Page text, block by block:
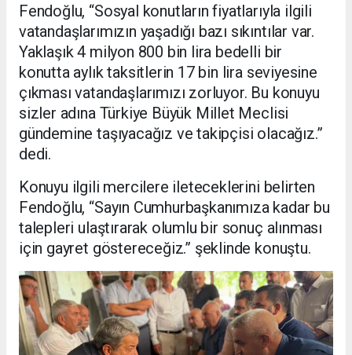
Fendoğlu, “Sosyal konutların fiyatlarıyla ilgili
vatandaşlarımızın yaşadığı bazı sıkıntılar var.
Yaklaşık 4 milyon 800 bin lira bedelli bir
konutta aylık taksitlerin 17 bin lira seviyesine
çıkması vatandaşlarımızı zorluyor. Bu konuyu
sizler adına Türkiye Büyük Millet Meclisi
gündemine taşıyacağız ve takipçisi olacağız.”
dedi.
Konuyu ilgili mercilere ileteceklerini belirten
Fendoğlu, “Sayın Cumhurbaşkanımıza kadar bu
talepleri ulaştırarak olumlu bir sonuç alınması
için gayret göstereceğiz.” şeklinde konuştu.